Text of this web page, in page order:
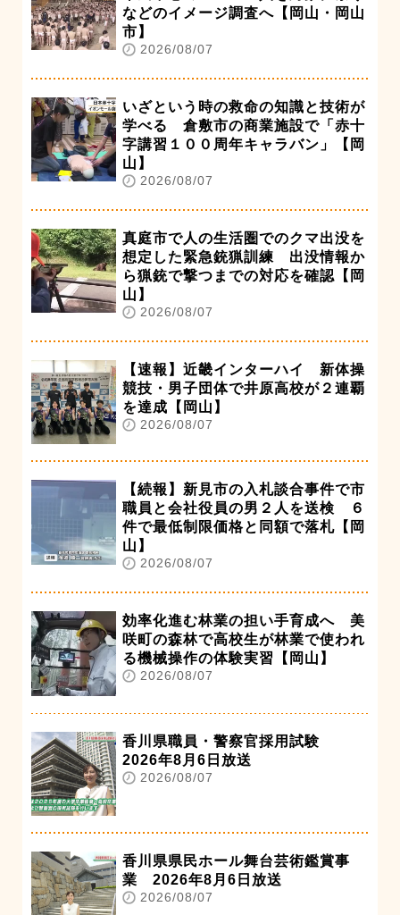
などのイメージ調査へ【岡山・岡山
市】
2026/08/07
いざという時の救命の知識と技術が
学べる 倉敷市の商業施設で「赤十
字講習１００周年キャラバン」【岡
山】
2026/08/07
真庭市で人の生活圏でのクマ出没を
想定した緊急銃猟訓練 出没情報か
ら猟銃で撃つまでの対応を確認【岡
山】
2026/08/07
【速報】近畿インターハイ 新体操
競技・男子団体で井原高校が２連覇
を達成【岡山】
2026/08/07
【続報】新見市の入札談合事件で市
職員と会社役員の男２人を送検 ６
件で最低制限価格と同額で落札【岡
山】
2026/08/07
効率化進む林業の担い手育成へ 美
咲町の森林で高校生が林業で使われ
る機械操作の体験実習【岡山】
2026/08/07
香川県職員・警察官採用試験
2026年8月6日放送
2026/08/07
香川県県民ホール舞台芸術鑑賞事
業 2026年8月6日放送
2026/08/07